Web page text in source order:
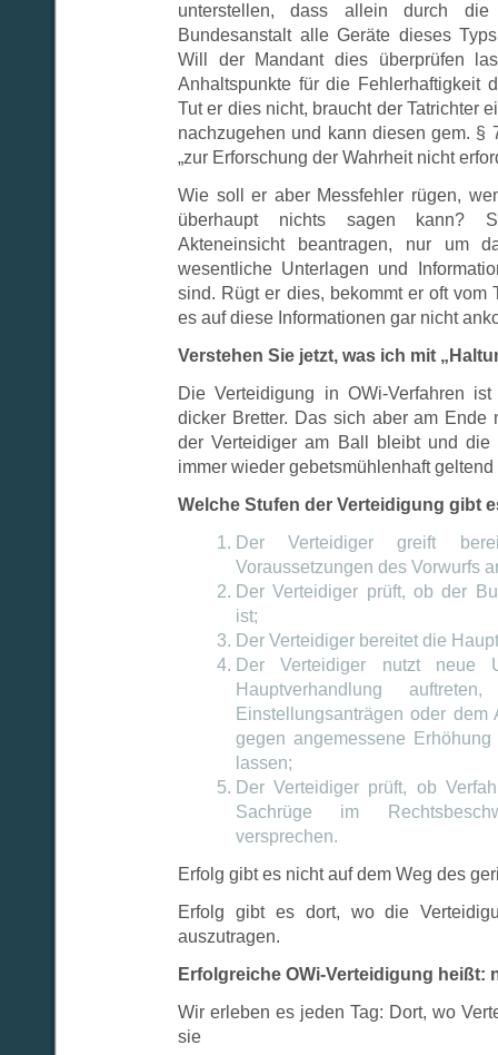
unterstellen, dass allein durch
Bundesanstalt alle Geräte dieses
Will der Mandant dies überprüfen
Anhaltspunkte für die Fehlerhaftigkeit
Tut er dies nicht, braucht der Tatrichter
nachzugehen und kann diesen gem. §
„zur Erforschung der Wahrheit nicht
Wie soll er aber Messfehler rügen,
überhaupt nichts sagen kann?
Akteneinsicht beantragen, nur um
wesentliche Unterlagen und
sind. Rügt er dies, bekommt er oft vom
es auf diese Informationen gar nicht
Verstehen Sie jetzt, was ich mit
Die Verteidigung in OWi-Verfahren
dicker Bretter. Das sich aber am Ende
der Verteidiger am Ball bleibt und die
immer wieder gebetsmühlenhaft geltend
Welche Stufen der Verteidigung gibt
Der Verteidiger greift
Voraussetzungen des Vorwurfs
Der Verteidiger prüft, ob der
ist;
Der Verteidiger bereitet die
Der Verteidiger nutzt neue
Hauptverhandlung
Einstellungsanträgen oder dem
gegen angemessene
lassen;
Der Verteidiger prüft, ob
Sachrüge im
versprechen.
Erfolg gibt es nicht auf dem Weg des
Erfolg gibt es dort, wo die
auszutragen.
Erfolgreiche OWi-Verteidigung heißt:
Wir erleben es jeden Tag: Dort, wo
sie